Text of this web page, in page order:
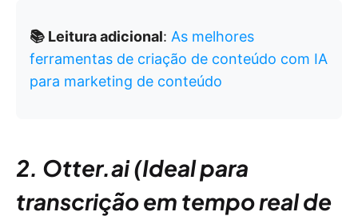
📚 Leitura adicional: As melhores
ferramentas de criação de conteúdo com IA
para marketing de conteúdo
2. Otter.ai (Ideal para
transcrição em tempo real de